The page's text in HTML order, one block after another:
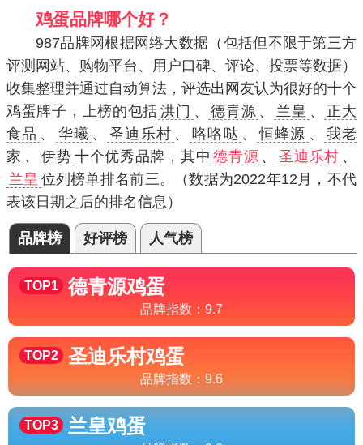
鸡蛋品牌哪个好？
987品牌网根据网络大数据（包括但不限于第三方
评测网站、购物平台、用户口碑、评论、投票等数据）
收集整理并通过自动算法，评选出网友认为很好的十个
鸡蛋牌子，上榜的包括 洪门 、 德青源 、 兰皇 、
正大
食品 、 华曦 、 圣迪乐村 、 咯咯哒 、 恒蜂源 、
我老
家 、 伊势 十个优秀品牌，其中 德青源 、 圣迪乐村 、
兰皇 位列榜单排名前三。（数据为2022年12月，不代
表该日期之后的排名信息）
品牌榜 好评榜 人气榜
TOP1 德青源鸡蛋
品牌指数： 9.7
TOP2 圣迪乐村鸡蛋
品牌指数： 9.6
TOP3 兰皇鸡蛋